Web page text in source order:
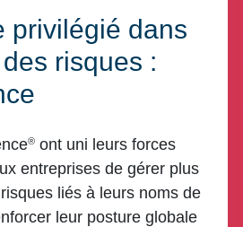
privilégié dans
risques :
®ont uni leurs forces
entreprises de gérer plus
liés à leurs noms de
leur posture globale